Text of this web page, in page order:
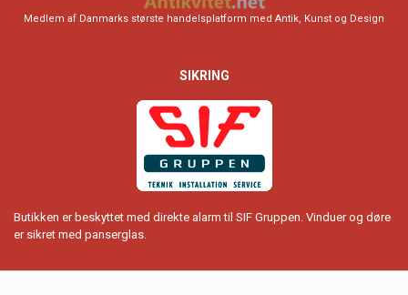
Medlem af Danmarks største handelsplatform med Antik, Kunst og Design
SIKRING
Butikken er beskyttet med direkte alarm til SIF Gruppen. Vinduer og døre
er sikret med panserglas.